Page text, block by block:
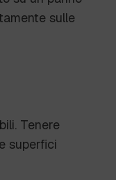
sulle
Tenere
superfici